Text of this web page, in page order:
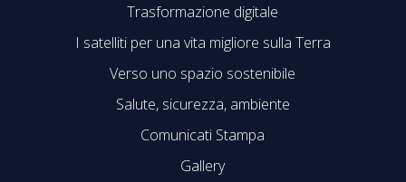
Trasformazione digitale
I satelliti per una vita migliore sulla Terra
Verso uno spazio sostenibile
Salute, sicurezza, ambiente
Comunicati Stampa
Gallery